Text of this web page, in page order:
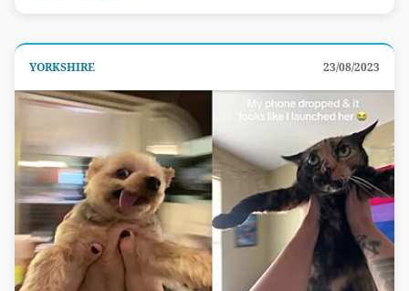
YORKSHIRE 23/08/2023